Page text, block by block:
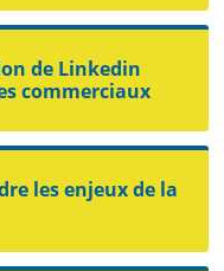
de Linkedin
commerciaux
les enjeux de la